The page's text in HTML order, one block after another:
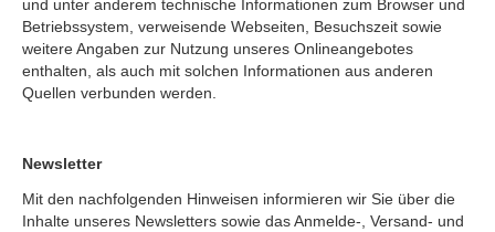
und unter anderem technische Informationen zum Browser und
Betriebssystem, verweisende Webseiten, Besuchszeit sowie
weitere Angaben zur Nutzung unseres Onlineangebotes
enthalten, als auch mit solchen Informationen aus anderen
Quellen verbunden werden.
Newsletter
Mit den nachfolgenden Hinweisen informieren wir Sie über die
Inhalte unseres Newsletters sowie das Anmelde-, Versand- und